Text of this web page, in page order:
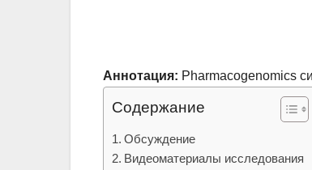
Аннотация: Pharmacogenomics
Содержание
Обсуждение
Видеоматериалы исследования